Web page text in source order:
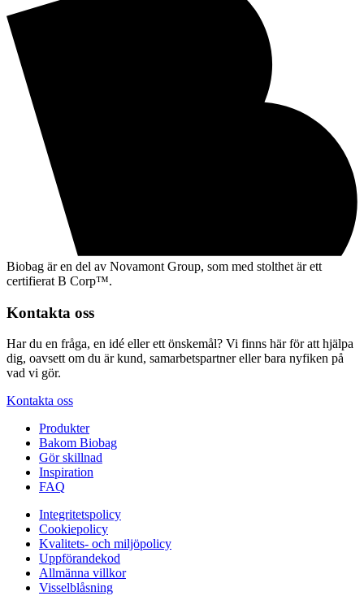
Biobag är en del av Novamont Group, som med stolthet är ett
certifierat B Corp™.
Kontakta oss
Har du en fråga, en idé eller ett önskemål? Vi finns här för att hjälpa
dig, oavsett om du är kund, samarbetspartner eller bara nyfiken på
vad vi gör.
Kontakta oss
Produkter
Bakom Biobag
Gör skillnad
Inspiration
FAQ
Integritetspolicy
Cookiepolicy
Kvalitets- och miljöpolicy
Uppförandekod
Allmänna villkor
Visselblåsning